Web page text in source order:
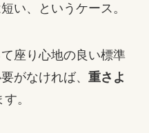
い、というケース。
座り心地の良い標準
がなければ、 重さよ
。